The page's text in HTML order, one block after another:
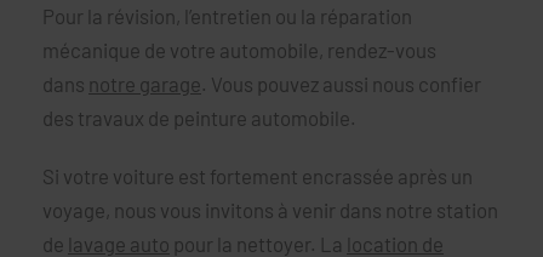
Pour la révision, l’entretien ou la réparation
mécanique de votre automobile, rendez-vous
dans notre garage. Vous pouvez aussi nous confier
des travaux de peinture automobile.
Si votre voiture est fortement encrassée après un
voyage, nous vous invitons à venir dans notre station
de lavage auto pour la nettoyer. La location de